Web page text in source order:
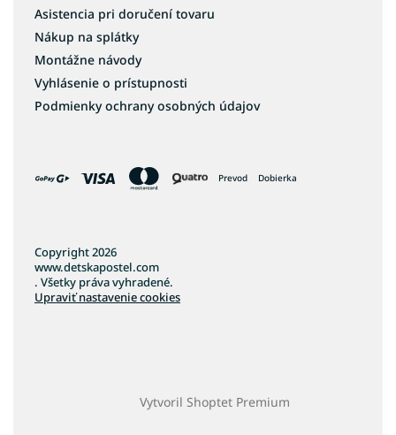
Asistencia pri doručení tovaru
Nákup na splátky
Montážne návody
Vyhlásenie o prístupnosti
Podmienky ochrany osobných údajov
Prevod Dobierka
Vytvoril Shoptet Premium
Copyright 2026
www.detskapostel.com
. Všetky práva vyhradené.
Upraviť nastavenie cookies